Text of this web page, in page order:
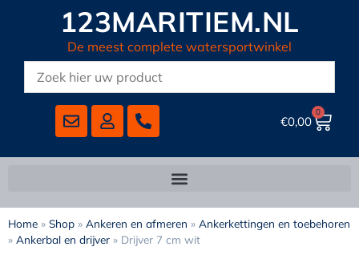
123MARITIEM.NL
De meest complete watersportwinkel
€0,00
0
Home » Shop » Ankeren en afmeren » Ankerkettingen en toebehoren
» Ankerbal en drijver » Drijver 7 cm wit